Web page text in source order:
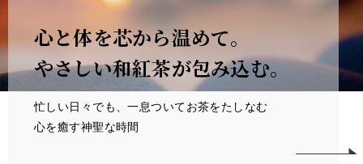
心と体を芯から温めて。
やさしい和紅茶が包み込む。
忙しい日々でも、一息ついてお茶をたしなむ
心を癒す神聖な時間